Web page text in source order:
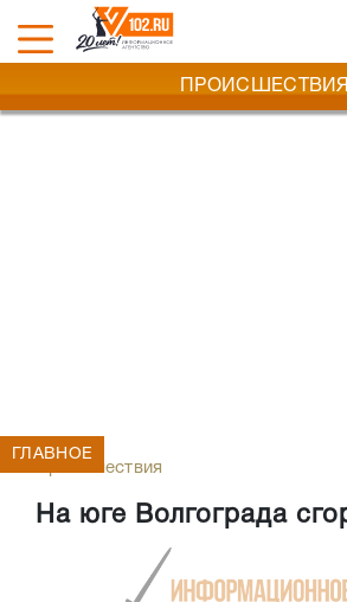
ПРОИСШЕСТВИЯ
Происшествия
На юге Волгограда
ГЛАВНОЕ